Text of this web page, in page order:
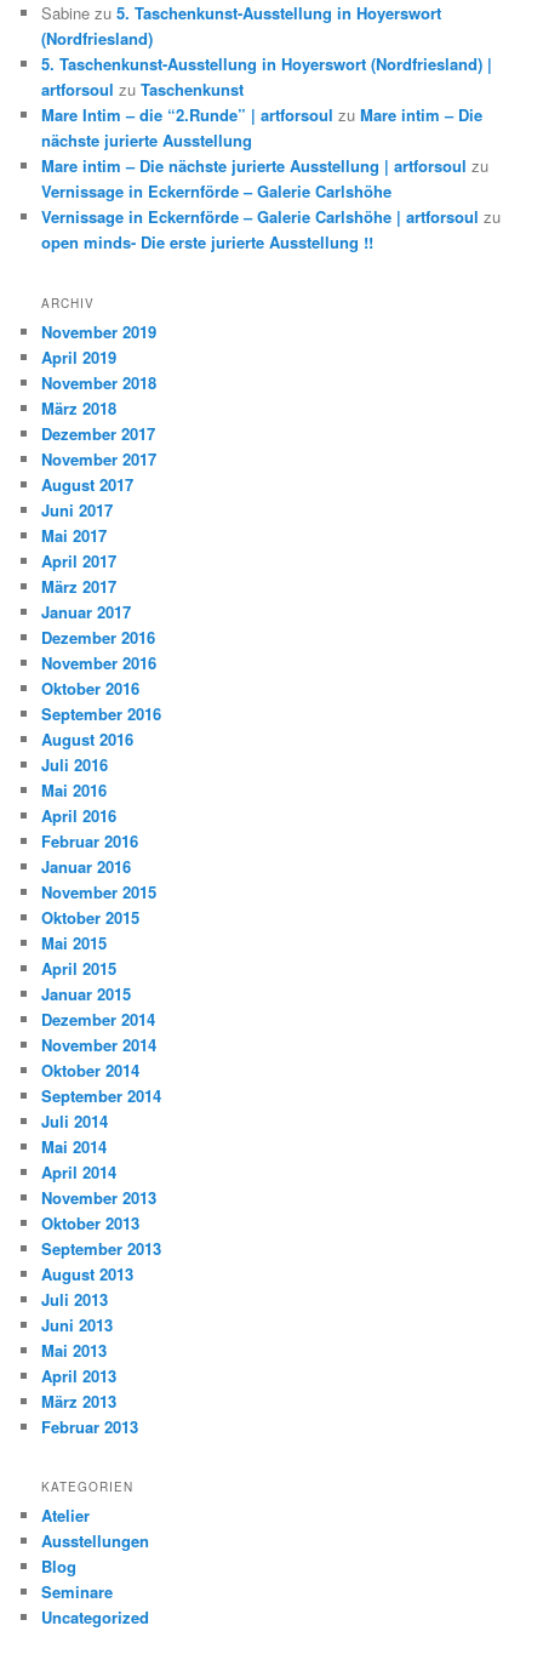
Sabine zu5. Taschenkunst-Ausstellung in Hoyerswort
(Nordfriesland)
5. Taschenkunst-Ausstellung in Hoyerswort (Nordfriesland) |
artforsoul zuTaschenkunst
Mare Intim – die “2.Runde” | artforsoul zuMare intim – Die
nächste jurierte Ausstellung
Mare intim – Die nächste jurierte Ausstellung | artforsoul zu
Vernissage in Eckernförde – Galerie Carlshöhe
Vernissage in Eckernförde – Galerie Carlshöhe | artforsoul zu
open minds- Die erste jurierte Ausstellung !!
ARCHIV
November 2019
April 2019
November 2018
März 2018
Dezember 2017
November 2017
August 2017
Juni 2017
Mai 2017
April 2017
März 2017
Januar 2017
Dezember 2016
November 2016
Oktober 2016
September 2016
August 2016
Juli 2016
Mai 2016
April 2016
Februar 2016
Januar 2016
November 2015
Oktober 2015
Mai 2015
April 2015
Januar 2015
Dezember 2014
November 2014
Oktober 2014
September 2014
Juli 2014
Mai 2014
April 2014
November 2013
Oktober 2013
September 2013
August 2013
Juli 2013
Juni 2013
Mai 2013
April 2013
März 2013
Februar 2013
KATEGORIEN
Atelier
Ausstellungen
Blog
Seminare
Uncategorized